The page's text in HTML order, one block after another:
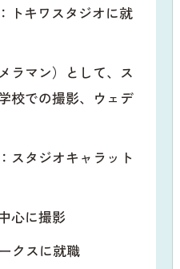
トキワスタジオに就
ラマン）として、ス
校での撮影、ウェデ
スタジオキャラット
心に撮影
クスに就職